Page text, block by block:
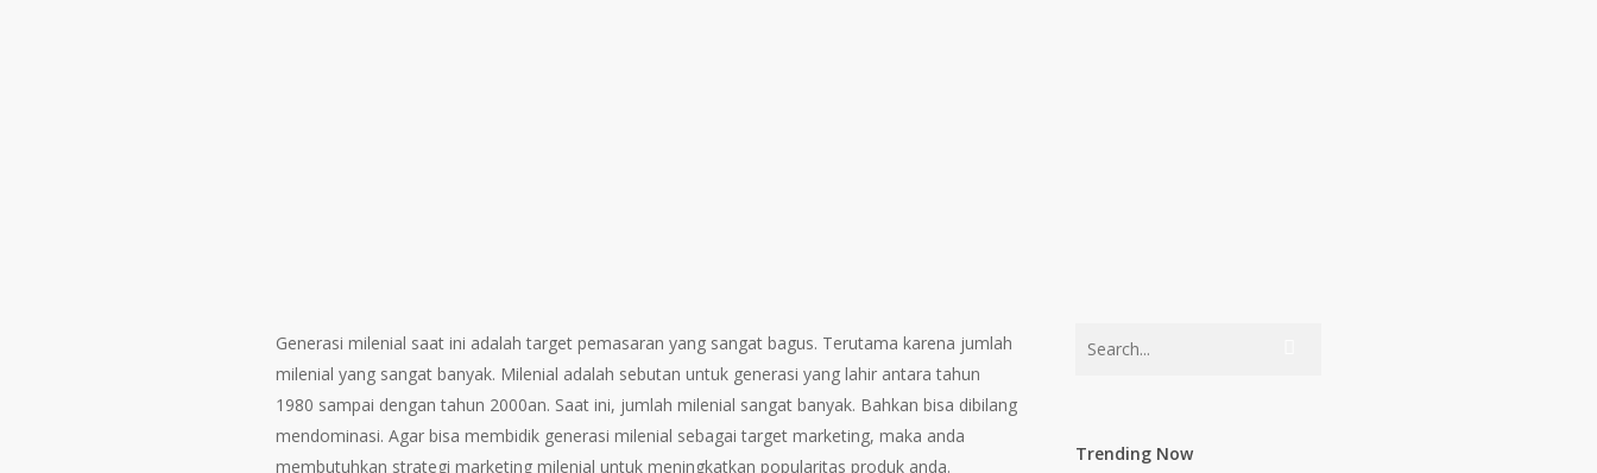
Generasi milenial saat ini adalah target pemasaran yang sangat bagus. Terutama karena jumlah
milenial yang sangat banyak. Milenial adalah sebutan untuk generasi yang lahir antara tahun
1980 sampai dengan tahun 2000an. Saat ini, jumlah milenial sangat banyak. Bahkan bisa dibilang
mendominasi. Agar bisa membidik generasi milenial sebagai target marketing, maka anda
membutuhkan strategi marketing milenial untuk meningkatkan popularitas produk anda.
Trending Now